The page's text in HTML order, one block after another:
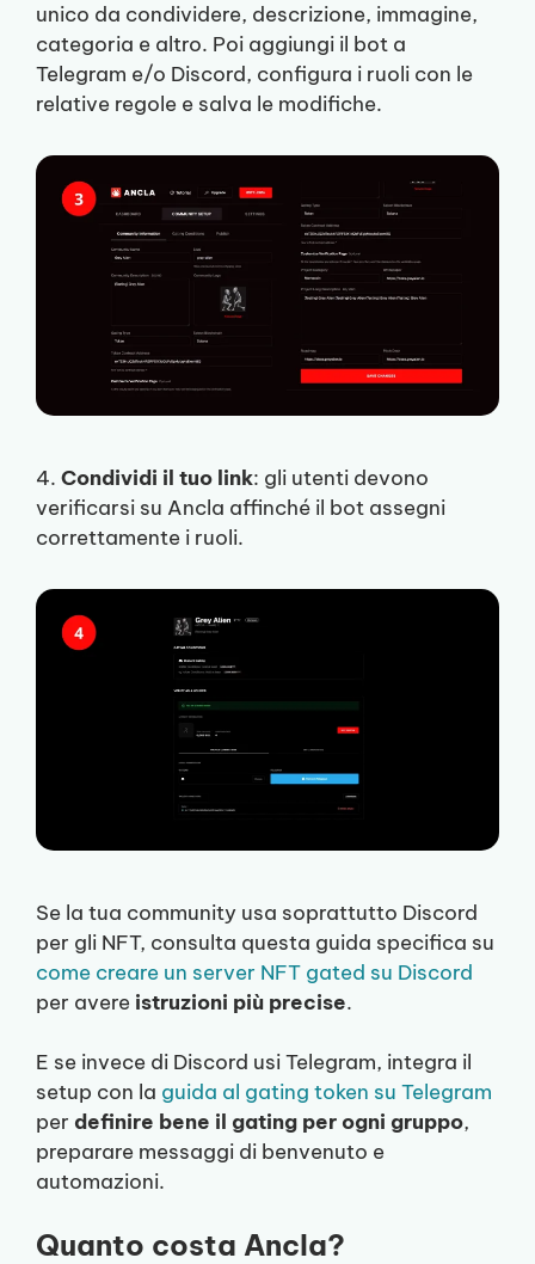
unico da condividere, descrizione, immagine,
categoria e altro. Poi aggiungi il bot a
Telegram e/o Discord, configura i ruoli con le
relative regole e salva le modifiche.
4. Condividi il tuo link: gli utenti devono
verificarsi su Ancla affinché il bot assegni
correttamente i ruoli.
Se la tua community usa soprattutto Discord
per gli NFT, consulta questa guida specifica su
come creare un server NFT gated su Discord
per avere istruzioni più precise.
E se invece di Discord usi Telegram, integra il
setup con la guida al gating token su Telegram
per definire bene il gating per ogni gruppo,
preparare messaggi di benvenuto e
automazioni.
Quanto costa Ancla?